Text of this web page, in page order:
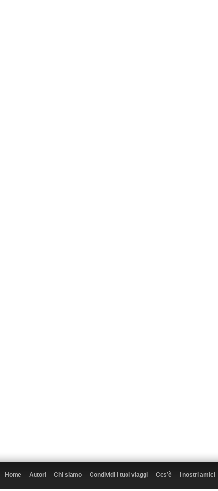
Home Autori Chi siamo Condividi i tuoi viaggi Cos’è I nostri amici